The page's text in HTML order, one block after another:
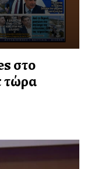
στο
τώρα